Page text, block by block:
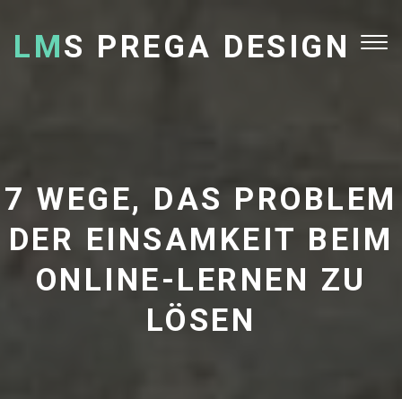
LMS PREGA DESIGN
7 WEGE, DAS PROBLEM
DER EINSAMKEIT BEIM
ONLINE-LERNEN ZU
LÖSEN